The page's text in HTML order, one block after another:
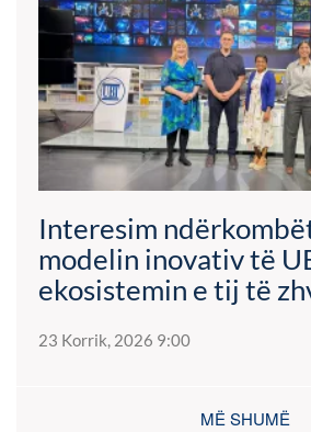
Interesim
modelin inovativ të
ekosistemin e tij të
23 Korrik, 2026 9:00
MË SHUMË